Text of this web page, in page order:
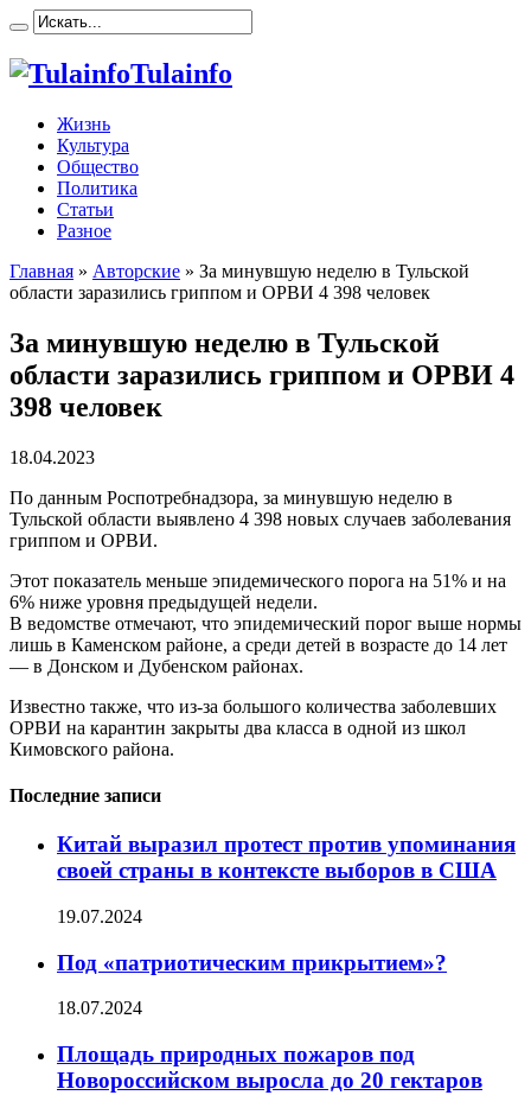
Tulainfo
Жизнь
Культура
Общество
Политика
Статьи
Разное
Главная » Авторские » За минувшую неделю в Тульской
области заразились гриппом и ОРВИ 4 398 человек
За минувшую неделю в Тульской
области заразились гриппом и ОРВИ 4
398 человек
18.04.2023
По данным Роспотребнадзора, за минувшую неделю в
Тульской области выявлено 4 398 новых случаев заболевания
гриппом и ОРВИ.
Этот показатель меньше эпидемического порога на 51% и на
6% ниже уровня предыдущей недели.
В ведомстве отмечают, что эпидемический порог выше нормы
лишь в Каменском районе, а среди детей в возрасте до 14 лет
— в Донском и Дубенском районах.
Известно также, что из-за большого количества заболевших
ОРВИ на карантин закрыты два класса в одной из школ
Кимовского района.
Последние записи
Китай выразил протест против упоминания
своей страны в контексте выборов в США
19.07.2024
Под «патриотическим прикрытием»?
18.07.2024
Площадь природных пожаров под
Новороссийском выросла до 20 гектаров